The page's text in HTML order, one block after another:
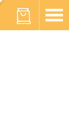
est vide